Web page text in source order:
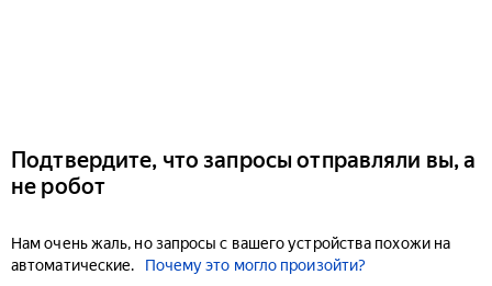
Подтвердите, что запросы отправляли вы, а
не робот
Нам очень жаль, но запросы с вашего устройства похожи на
автоматические.
Почему это могло произойти?